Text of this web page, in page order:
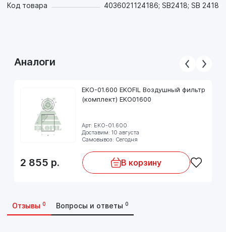
Код товара 4036021124186; SB2418; SB 2418
Аналоги
EKO-01.600 EKOFIL Воздушный фильтр
(комплект) EKO01600
Арт: EKO-01.600
Доставим: 10 августа
Самовывоз: Сегодня
2 855 р. В корзину
Отзывы 0 Вопросы и ответы 0